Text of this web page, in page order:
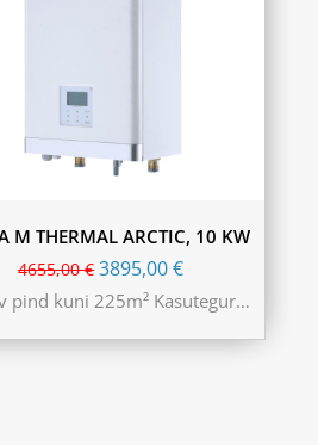
M THERMAL ARCTIC, 10 KW
4655,00€ 3895,00€
pind kuni 225m² Kasutegur…